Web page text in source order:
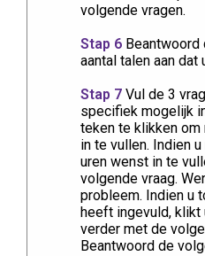
volgende vragen.
Stap 6
aantal talen aan
Stap 7 Vul de 3
specifiek mogelijk
teken te klikken om
in te vullen. Indien
uren wenst in te
volgende vraag.
probleem. Indien u
heeft ingevuld, klikt
verder met de
Beantwoord de